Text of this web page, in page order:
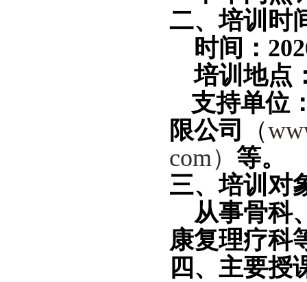
二、培训时
时间： 20
培训地点
支持单位
限公司
（
com） 等。
三、培训对
从事骨科
康复理疗科
四、 主要授